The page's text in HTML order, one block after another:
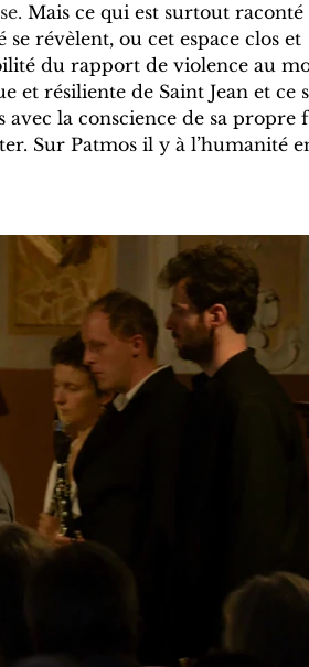
Mais ce qui est surtout
se révèlent, ou cet espace clos
du rapport de violence au
et résiliente de Saint Jean et
avec la conscience de sa propre
Sur Patmos il y à l’humanité